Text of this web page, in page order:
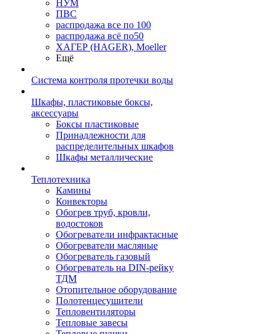
НУМ
ПВС
распродажа все по 100
распродажа всё по50
ХАГЕР (HAGER), Moeller
Ещё
Система контроля протечки воды
Шкафы, пластиковые боксы,
аксессуары
Боксы пластиковые
Принадлежности для
распределительных шкафов
Шкафы металлические
Теплотехника
Камины
Конвекторы
Обогрев труб, кровли,
водостоков
Обогреватели инфрактасные
Обогреватели масляные
Обогреватель газовый
Обогреватель на DIN-рейку
ТДМ
Отопительное оборудование
Полотенцесушители
Тепловентиляторы
Тепловые завесы